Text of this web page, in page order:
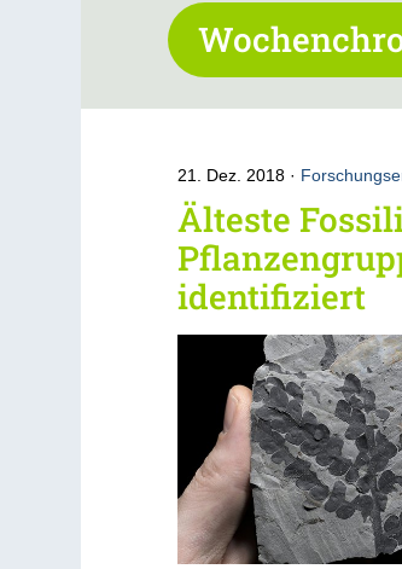
21. Dez. 2018
Älteste
identifiziert